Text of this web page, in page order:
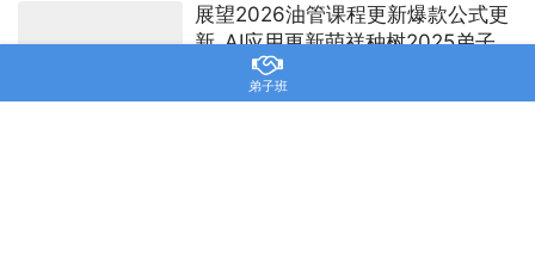
展望2026油管课程更新爆款公式更
新_AI应用更新萌祥种树2025弟子课
程第二期持续更新！
弟子班